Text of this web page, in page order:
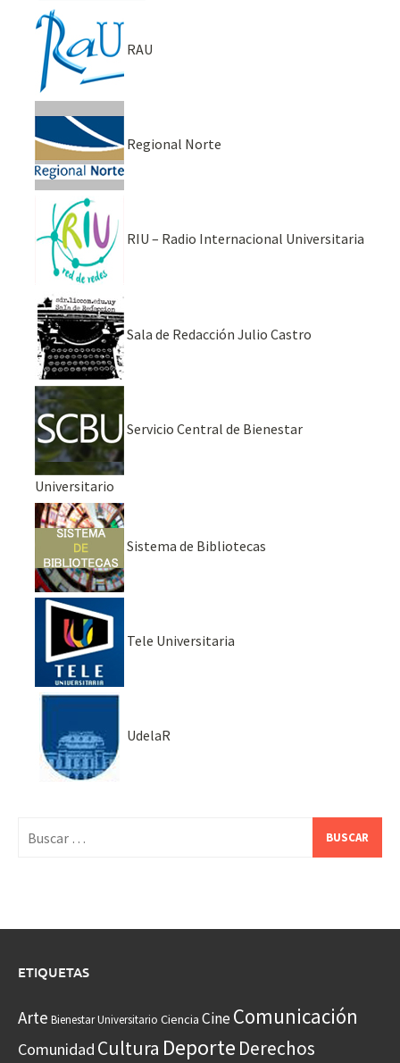
RAU
Regional Norte
RIU – Radio Internacional Universitaria
Sala de Redacción Julio Castro
Servicio Central de Bienestar
Universitario
Sistema de Bibliotecas
Tele Universitaria
UdelaR
ETIQUETAS
Arte Bienestar Universitario Ciencia CineComunicación
Comunidad Cultura Deporte Derechos